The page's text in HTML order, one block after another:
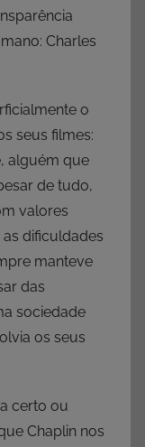
Charles
o
seus filmes:
alguém que
de tudo,
valores
dificuldades
manteve
das
sociedade
os seus
certo ou
Chaplin nos